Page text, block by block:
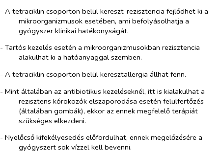
- A tetraciklin csoporton belül kereszt-rezisztencia fejlődhet ki a
mikroorganizmusok esetében, ami befolyásolhatja a
gyógyszer klinikai hatékonyságát.
- Tartós kezelés esetén a mikroorganizmusokban rezisztencia
alakulhat ki a hatóanyaggal szemben.
- A tetraciklin csoporton belül keresztallergia állhat fenn.
- Mint általában az antibiotikus kezeléseknél, itt is kialakulhat a
rezisztens kórokozók elszaporodása esetén felülfertőzés
(általában gombák), ekkor az ennek megfelelő terápiát
szükséges elkezdeni.
- Nyelőcső kifekélyesedés előfordulhat, ennek megelőzésére a
gyógyszert sok vízzel kell bevenni.